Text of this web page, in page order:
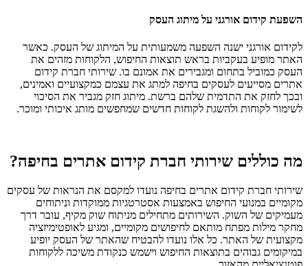
השפעת קידום אורגני על מיתוג העסק
לקידום אורגני ישנה השפעה משמעותית על המיתוג של העסק. כאשר
האתר מופיע בעקביות בראש תוצאות החיפוש, הלקוחות מזהים את
העסק כמוביל בתחום ומגבירים את אמונם בו. שירותי חברת קידום
אתרים מסייעים לעסקים בחיפה למתג את עצמם כמקצועיים ואמינים,
ובכך לחזק את התדמית שלהם ברשת. מיתוג חזק מגביר את הסיכוי
לשימור לקוחות ולהשגת לקוחות חדשים שמחפשים מותג איכותי ומוכר.
מה כוללים שירותי חברת קידום אתרים בחיפה?
שירותי חברת קידום אתרים בחיפה נועדו למקסם את הנראות של עסקים
מקומיים במנועי החיפוש באמצעות אסטרטגיות ממוקדות וניתוחים
מעמיקים של השוק. השירותים מתחילים מניתוח שוק מקיף, עובר דרך
מחקר מילות מפתח מותאם לחיפושים מקומיים, ומגיע לאופטימיזציה
מקצועית של האתר. כל אלו נועדו להבטיח שהאתר של העסק יופיע
במיקומים גבוהים בתוצאות החיפוש וישמש כנקודת משיכה ללקוחות